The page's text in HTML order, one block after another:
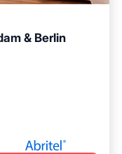
& Berlin